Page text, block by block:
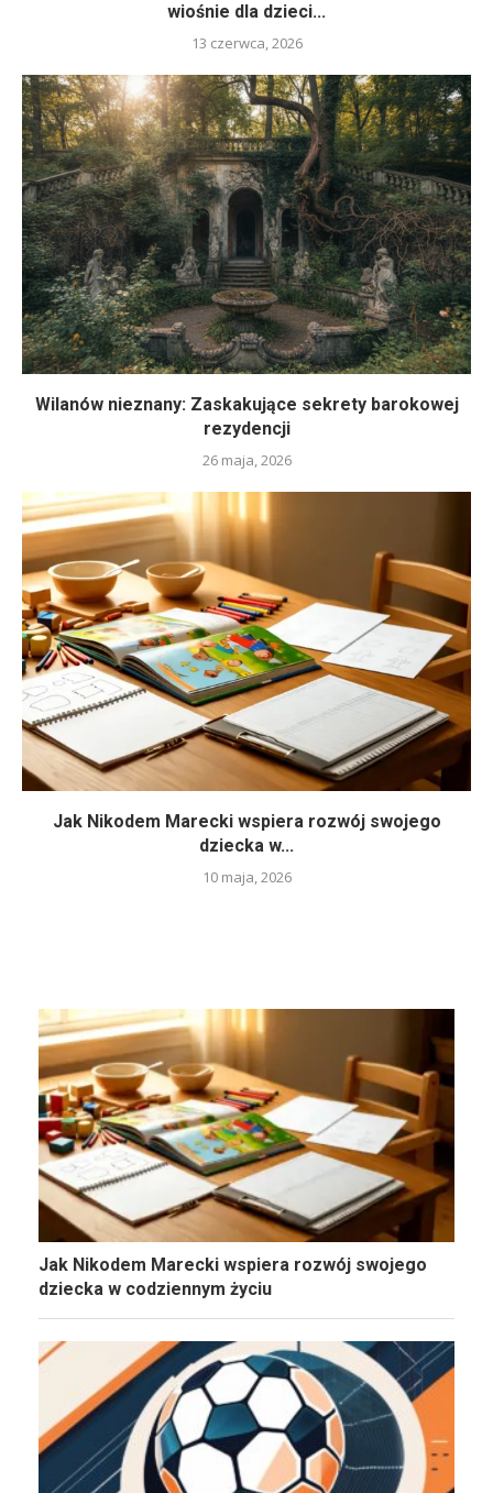
wiośnie dla dzieci...
13 czerwca, 2026
Wilanów nieznany: Zaskakujące sekrety barokowej
rezydencji
26 maja, 2026
Jak Nikodem Marecki wspiera rozwój swojego
dziecka w...
10 maja, 2026
Jak Nikodem Marecki wspiera rozwój swojego
dziecka w codziennym życiu